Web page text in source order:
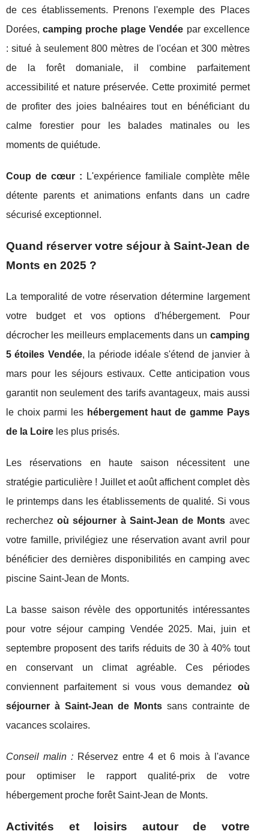
de ces établissements. Prenons l'exemple des Places
Dorées,camping proche plage Vendée par excellence
: situé à seulement 800 mètres de l'océan et 300 mètres
de la forêt domaniale, il combine parfaitement
accessibilité et nature préservée. Cette proximité permet
de profiter des joies balnéaires tout en bénéficiant du
calme forestier pour les balades matinales ou les
moments de quiétude.
Coup de cœur : L'expérience familiale complète mêle
détente parents et animations enfants dans un cadre
sécurisé exceptionnel.
Quand réserver votre séjour à Saint-Jean de
Monts en 2025 ?
La temporalité de votre réservation détermine largement
votre budget et vos options d'hébergement. Pour
décrocher les meilleurs emplacements dans un camping
5 étoiles Vendée, la période idéale s'étend de janvier à
mars pour les séjours estivaux. Cette anticipation vous
garantit non seulement des tarifs avantageux, mais aussi
le choix parmi les hébergement haut de gamme Pays
de la Loire les plus prisés.
Les réservations en haute saison nécessitent une
stratégie particulière ! Juillet et août affichent complet dès
le printemps dans les établissements de qualité. Si vous
recherchezoù séjourner à Saint-Jean de Monts avec
votre famille, privilégiez une réservation avant avril pour
bénéficier des dernières disponibilités en camping avec
piscine Saint-Jean de Monts.
La basse saison révèle des opportunités intéressantes
pour votre séjour camping Vendée 2025. Mai, juin et
septembre proposent des tarifs réduits de 30 à 40% tout
en conservant un climat agréable. Ces périodes
conviennent parfaitement si vous vous demandez où
séjourner à Saint-Jean de Monts sans contrainte de
vacances scolaires.
Conseil malin : Réservez entre 4 et 6 mois à l'avance
pour optimiser le rapport qualité-prix de votre
hébergement proche forêt Saint-Jean de Monts.
Activités et loisirs autour de votre